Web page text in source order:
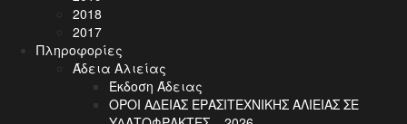
2018
2017
Πληροφορίες
Άδεια Αλιείας
Έκδοση Άδειας
ΟΡΟΙ Α∆ΕΙΑΣ ΕΡΑΣΙΤΕΧΝΙΚΗΣ ΑΛΙΕΙΑΣ ΣΕ